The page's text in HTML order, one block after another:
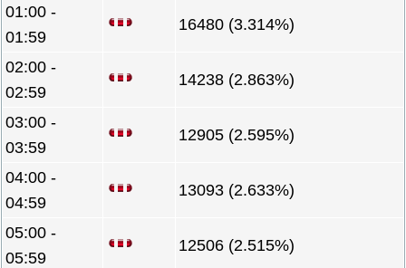
01:00 -
01:59
16480 (3.314%)
02:00 -
02:59
14238 (2.863%)
03:00 -
03:59
12905 (2.595%)
04:00 -
04:59
13093 (2.633%)
05:00 -
05:59
12506 (2.515%)